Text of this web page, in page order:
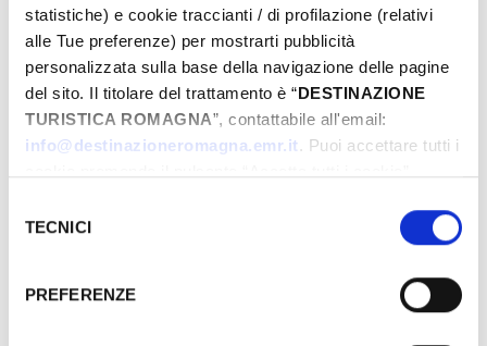
statistiche) e cookie traccianti / di profilazione (relativi
alle Tue preferenze) per mostrarti pubblicità
personalizzata sulla base della navigazione delle pagine
del sito. Il titolare del trattamento è “DESTINAZIONE
TURISTICA ROMAGNA”, contattabile all'email:
info@destinazioneromagna.emr.it. Puoi accettare tutti i
gestire le tue preferenze facendo clic su “Personalizza”.
Qualora acconsenti a tutti i cookie i Tuoi dati potranno
attualmente non fornisce garanzie idonee per il
delTECNICI
PREFERENZE
To
City
Types